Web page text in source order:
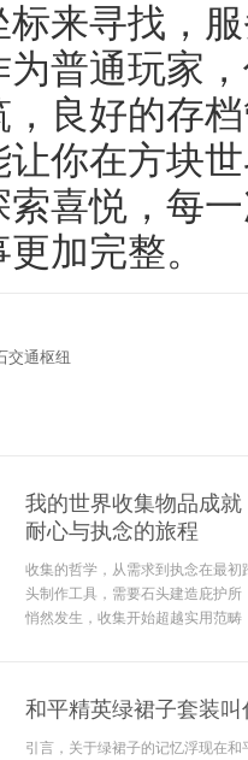
来寻找，
为普通玩家
良好的存
你在方块
喜悦，每
加完整。
交通枢纽
我的世界收集物品成
耐心与执念的旅程
收集的哲学，从需求到执念在最
头制作工具，需要石头建造庇护
悄然发生，收集开始超越实用范畴
和平精英绿裙子套装
引言，关于绿裙子的记忆浮现在